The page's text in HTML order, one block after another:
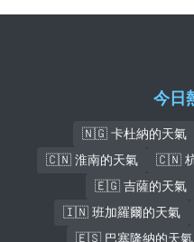
今日
🇳🇬 卡杜納的天氣
🇨🇳 淮南的天氣
🇨🇳 杭
🇪🇬 吉薩的天氣
🇮🇳 班加羅爾的天氣
🇪🇸 巴塞隆納的天氣